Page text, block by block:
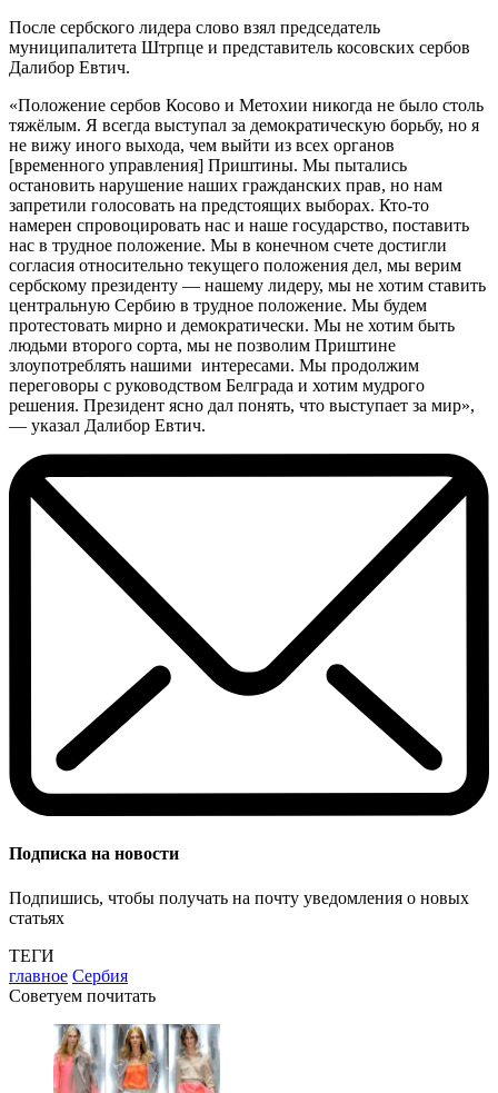
После сербского лидера слово взял председатель
муниципалитета Штрпце и представитель косовских сербов
Далибор Евтич.
«Положение сербов Косово и Метохии никогда не было столь
тяжёлым. Я всегда выступал за демократическую борьбу, но я
не вижу иного выхода, чем выйти из всех органов
[временного управления] Приштины. Мы пытались
остановить нарушение наших гражданских прав, но нам
запретили голосовать на предстоящих выборах. Кто-то
намерен спровоцировать нас и наше государство, поставить
нас в трудное положение. Мы в конечном счете достигли
согласия относительно текущего положения дел, мы верим
сербскому президенту — нашему лидеру, мы не хотим ставить
центральную Сербию в трудное положение. Мы будем
протестовать мирно и демократически. Мы не хотим быть
людьми второго сорта, мы не позволим Приштине
злоупотреблять нашими интересами. Мы продолжим
переговоры с руководством Белграда и хотим мудрого
решения. Президент ясно дал понять, что выступает за мир»,
— указал Далибор Евтич.
Подписка на новости
Подпишись, чтобы получать на почту уведомления о новых
статьях
ТЕГИ
главное Сербия
Советуем почитать